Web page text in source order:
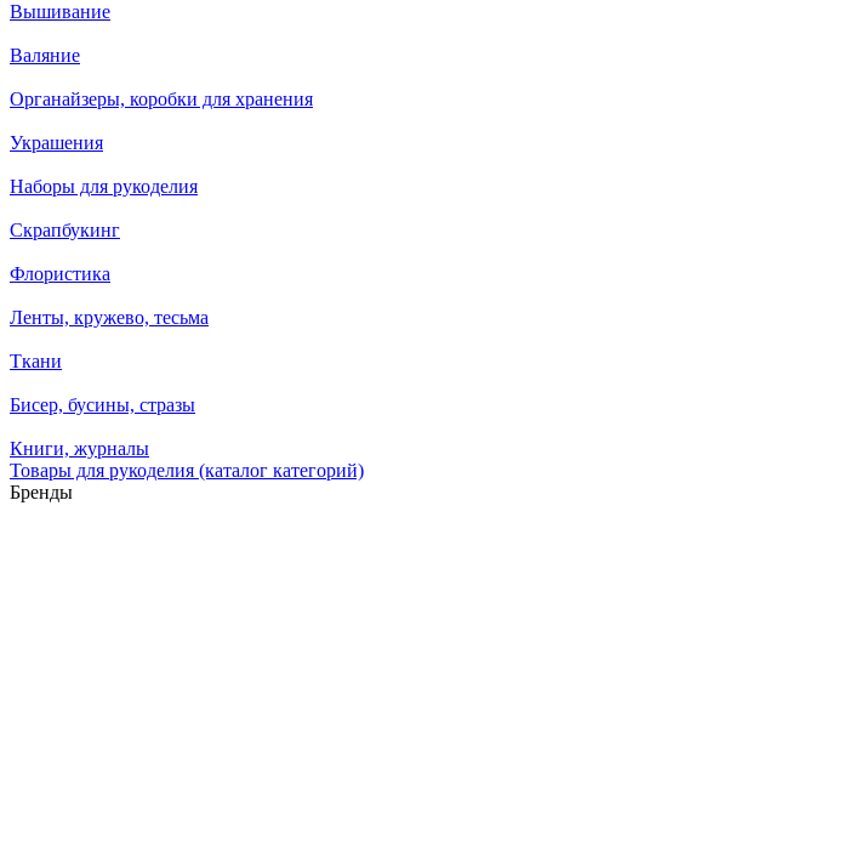
Вышивание
Валяние
Органайзеры, коробки для хранения
Украшения
Наборы для рукоделия
Скрапбукинг
Флористика
Ленты, кружево, тесьма
Ткани
Бисер, бусины, стразы
Книги, журналы
Товары для рукоделия (каталог категорий)
Бренды